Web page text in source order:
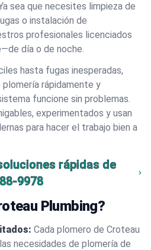
sea que necesites limpieza de
o instalación de
profesionales licenciados
día o de noche.
hasta fugas inesperadas,
rápidamente y
funcione sin problemas.
experimentados y usan
para hacer el trabajo bien a
rápidas de
9978
Plumbing?
Cada plomero de Croteau
necesidades de plomería de